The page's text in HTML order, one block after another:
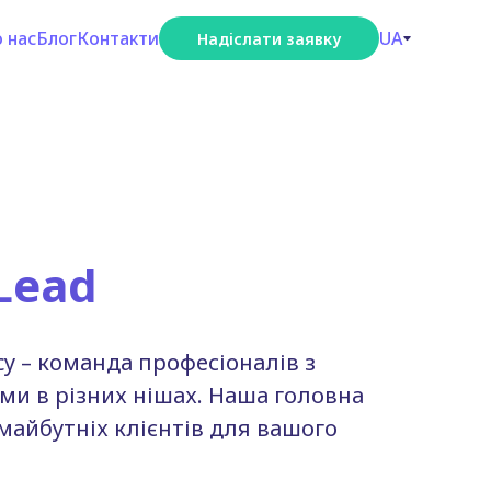
насБлогКонтакти Надіслати заявку UA
– команда професіоналів з
в різних нішах. Наша головна
клієнтів для вашого